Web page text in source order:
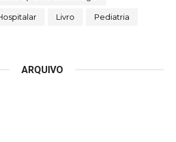
Livro Pediatria
ARQUIVO